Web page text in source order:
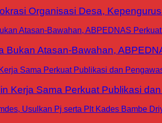
Organisasi Desa,
Bukan Atasan-Bawahan,
Kerja Sama Perkuat Publikasi